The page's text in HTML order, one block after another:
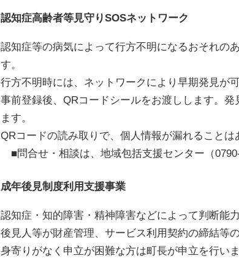
認知症高齢者等見守りSOSネットワーク
認知症等の病気によって行方不明になるおそれの
す。
行方不明時には、ネットワークにより早期発見が
事前登録後、QRコードシールをお渡しします。
ます。
QRコードの読み取りで、個人情報が漏れることは
■問合せ・相談は、地域包括支援センター（
成年後見制度利用支援事業
認知症・知的障害・精神障害などによって判断能
後見人等が財産管理、サービス利用契約の締結等
身寄りがなく申立が困難な方は町長が申立を行いま